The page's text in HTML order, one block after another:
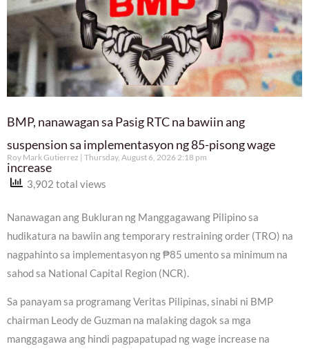
BMP, nanawagan sa Pasig RTC na bawiin ang
suspension sa implementasyon ng 85-pisong wage
increase
Roy Mark Gutierrez Thursday, August 6, 2026 2:18 pm
3,902 total views
Nanawagan ang Bukluran ng Manggagawang Pilipino sa
hudikatura na bawiin ang temporary restraining order (TRO) na
nagpahinto sa implementasyon ng ₱85 umento sa minimum na
sahod sa National Capital Region (NCR).
Sa panayam sa programang Veritas Pilipinas, sinabi ni BMP
chairman Leody de Guzman na malaking dagok sa mga
manggagawa ang hindi pagpapatupad ng wage increase na